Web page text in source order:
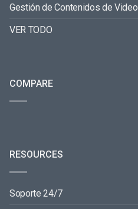
Gestión de Contenidos de Video
VER TODO
COMPARE
RESOURCES
Soporte 24/7